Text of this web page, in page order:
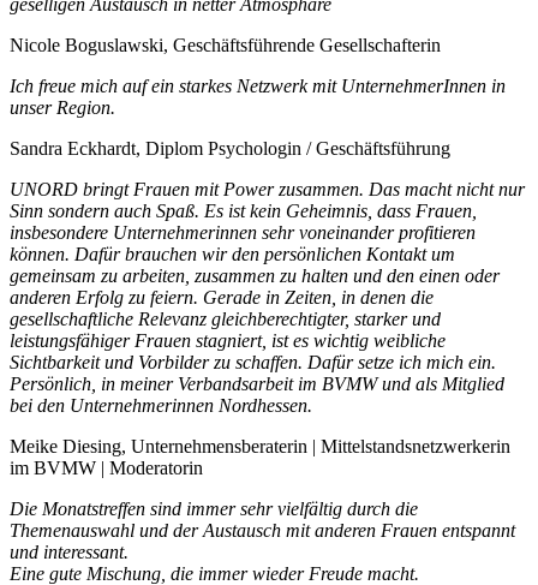
Nicole Boguslawski, Geschäftsführende Gesellschafterin
Ich freue mich auf ein starkes Netzwerk mit UnternehmerInnen in
unser Region.
Sandra Eckhardt, Diplom Psychologin / Geschäftsführung
UNORD bringt Frauen mit Power zusammen. Das macht nicht nur
Sinn sondern auch Spaß. Es ist kein Geheimnis, dass Frauen,
insbesondere Unternehmerinnen sehr voneinander profitieren
können. Dafür brauchen wir den persönlichen Kontakt um
gemeinsam zu arbeiten, zusammen zu halten und den einen oder
anderen Erfolg zu feiern. Gerade in Zeiten, in denen die
gesellschaftliche Relevanz gleichberechtigter, starker und
leistungsfähiger Frauen stagniert, ist es wichtig weibliche
Sichtbarkeit und Vorbilder zu schaffen. Dafür setze ich mich ein.
Persönlich, in meiner Verbandsarbeit im BVMW und als Mitglied
bei den Unternehmerinnen Nordhessen.
Meike Diesing, Unternehmensberaterin | Mittelstandsnetzwerkerin
im BVMW | Moderatorin
Die Monatstreffen sind immer sehr vielfältig durch die
Themenauswahl und der Austausch mit anderen Frauen entspannt
und interessant.
Eine gute Mischung, die immer wieder Freude macht.